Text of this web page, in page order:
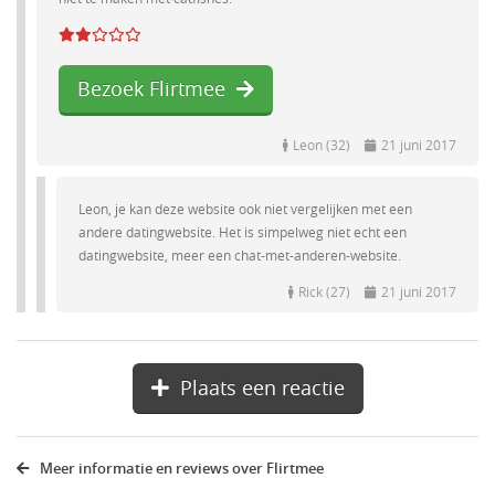
Bezoek Flirtmee
Leon (32) 21 juni 2017
Leon, je kan deze website ook niet vergelijken met een
andere datingwebsite. Het is simpelweg niet echt een
datingwebsite, meer een chat-met-anderen-website.
Rick (27) 21 juni 2017
Plaats een reactie
Meer informatie en reviews over Flirtmee